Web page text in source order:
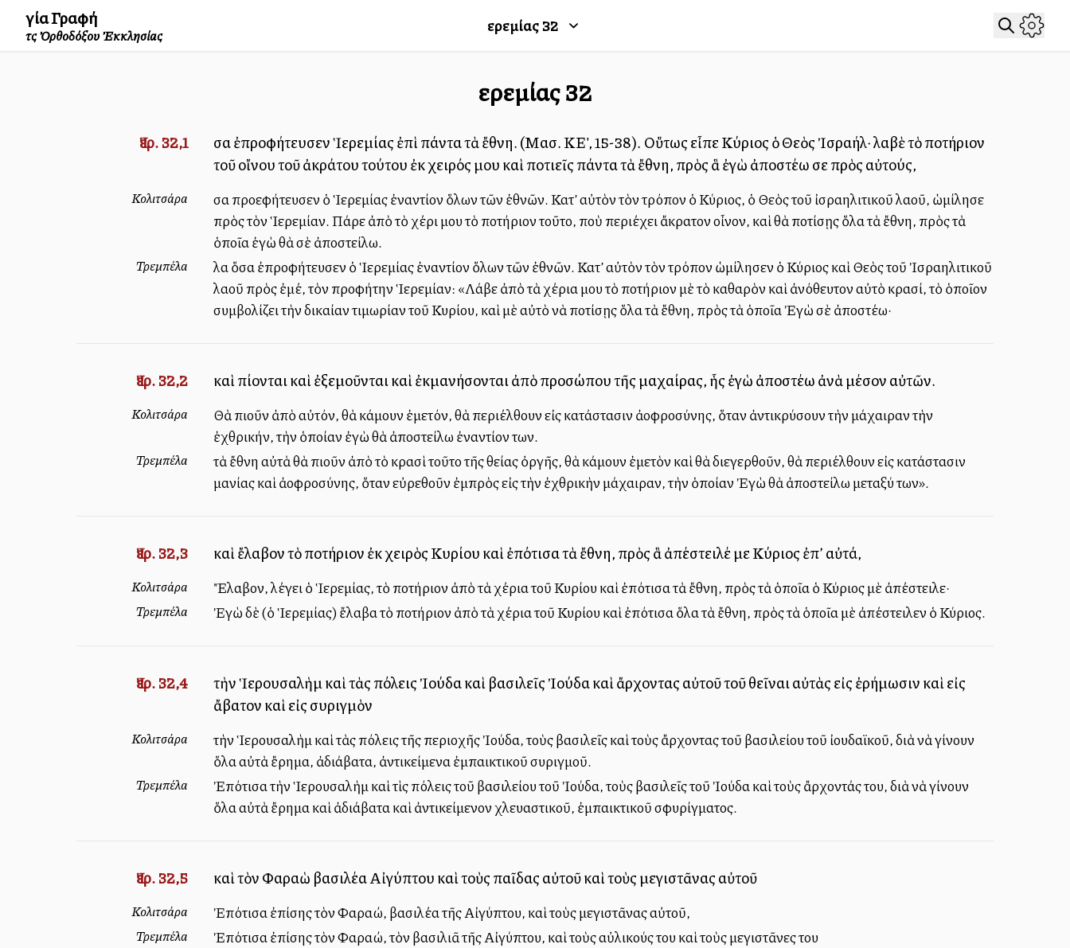
Ἁγία Γραφή
τῆς Ὀρθοδόξου Ἐκκλησίας Ἰερεμίας 32
Ἰερεμίας32
Ἰερ. 32,1
Ὅσα ἐπροφήτευσεν Ἱερεμίας ἐπὶ πάντα τὰ ἔθνη. (Μασ. ΚΕ', 15-38). Οὕτως εἶπε Κύριος ὁ Θεὸς Ἰσραήλ· λαβὲ τὸ ποτήριον
τοῦ οἴνου τοῦ ἀκράτου τούτου ἐκ χειρός μου καὶ ποτιεῖς πάντα τὰ ἔθνη, πρὸς ἃ ἐγὼ ἀποστέλλω σε πρὸς αὐτούς,
Κολιτσάρα
Ὅσα προεφήτευσεν ὁ Ἱερεμίας ἐναντίον ὅλων τῶν ἐθνῶν. Κατ’ αὐτὸν τὸν τρόπον ὁ Κύριος, ὁ Θεὸς τοῦ ἰσραηλιτικοῦ λαοῦ, ὡμίλησε
πρὸς τὸν Ἱερεμίαν. Πάρε ἀπὸ τὸ χέρι μου τὸ ποτήριον τοῦτο, ποὺ περιέχει ἄκρατον οἶνον, καὶ θὰ ποτίσῃς ὅλα τὰ ἔθνη, πρὸς τὰ
ὁποῖα ἐγὼ θὰ σὲ ἀποστείλω.
Τρεμπέλα
Ὅλα ὅσα ἐπροφήτευσεν ὁ Ἱερεμίας ἐναντίον ὅλων τῶν ἐθνῶν. Κατ’ αὐτὸν τὸν τρόπον ὡμίλησεν ὁ Κύριος καὶ Θεὸς τοῦ Ἰσραηλιτικοῦ
λαοῦ πρὸς ἐμέ, τὸν προφήτην Ἱερεμίαν: «Λάβε ἀπὸ τὰ χέρια μου τὸ ποτήριον μὲ τὸ καθαρὸν καὶ ἀνόθευτον αὐτὸ κρασί, τὸ ὁποῖον
συμβολίζει τὴν δικαίαν τιμωρίαν τοῦ Κυρίου, καὶ μὲ αὐτὸ νὰ ποτίσῃς ὅλα τὰ ἔθνη, πρὸς τὰ ὁποῖα Ἐγὼ σὲ ἀποστέλλω·
Ἰερ. 32,2 καὶ πίονται καὶ ἐξεμοῦνται καὶ ἐκμανήσονται ἀπὸ προσώπου τῆς μαχαίρας, ἧς ἐγὼ ἀποστέλλω ἀνὰ μέσον αὐτῶν.
Κολιτσάρα
Θὰ πιοῦν ἀπὸ αὐτόν, θὰ κάμουν ἐμετόν, θὰ περιέλθουν εἰς κατάστασιν ἀλλοφροσύνης, ὅταν ἀντικρύσουν τὴν μάχαιραν τὴν
ἐχθρικήν, τὴν ὁποίαν ἐγὼ θὰ ἀποστείλω ἐναντίον των.
Τρεμπέλα
τὰ ἔθνη αὐτὰ θὰ πιοῦν ἀπὸ τὸ κρασὶ τοῦτο τῆς θείας ὀργῆς, θὰ κάμουν ἐμετὸν καὶ θὰ διεγερθοῦν, θὰ περιέλθουν εἰς κατάστασιν
μανίας καὶ ἀλλοφροσύνης, ὅταν εὐρεθοῦν ἐμπρὸς εἰς τὴν ἐχθρικὴν μάχαιραν, τὴν ὁποίαν Ἐγὼ θὰ ἀποστείλω μεταξύ των».
Ἰερ. 32,3 καὶ ἔλαβον τὸ ποτήριον ἐκ χειρὸς Κυρίου καὶ ἐπότισα τὰ ἔθνη, πρὸς ἃ ἀπέστειλέ με Κύριος ἐπ’ αὐτά,
Κολιτσάρα Ἔλαβον, λέγει ὁ Ἱερεμίας, τὸ ποτήριον ἀπὸ τὰ χέρια τοῦ Κυρίου καὶ ἐπότισα τὰ ἔθνη, πρὸς τὰ ὁποῖα ὁ Κύριος μὲ ἀπέστειλε·
Τρεμπέλα Ἐγὼ δὲ (ὁ Ἱερεμίας) ἔλαβα τὸ ποτήριον ἀπὸ τὰ χέρια τοῦ Κυρίου καὶ ἐπότισα ὅλα τὰ ἔθνη, πρὸς τὰ ὁποῖα μὲ ἀπέστειλεν ὁ Κύριος.
Ἰερ. 32,4
τὴν Ἱερουσαλὴμ καὶ τὰς πόλεις Ἰούδα καὶ βασιλεῖς Ἰούδα καὶ ἄρχοντας αὐτοῦ τοῦ θεῖναι αὐτὰς εἰς ἐρήμωσιν καὶ εἰς
ἄβατον καὶ εἰς συριγμὸν
Κολιτσάρα
τὴν Ἱερουσαλὴμ καὶ τὰς πόλεις τῆς περιοχῆς Ἰούδα, τοὺς βασιλεῖς καὶ τοὺς ἄρχοντας τοῦ βασιλείου τοῦ ἰουδαϊκοῦ, διὰ νὰ γίνουν
ὅλα αὐτὰ ἔρημα, ἀδιάβατα, ἀντικείμενα ἐμπαικτικοῦ συριγμοῦ.
Τρεμπέλα
Ἐπότισα τὴν Ἱερουσαλὴμ καὶ τὶς πόλεις τοῦ βασιλείου τοῦ Ἰούδα, τοὺς βασιλεῖς τοῦ Ἰούδα καὶ τοὺς ἄρχοντάς του, διὰ νὰ γίνουν
ὅλα αὐτὰ ἔρημα καὶ ἀδιάβατα καὶ ἀντικείμενον χλευαστικοῦ, ἐμπαικτικοῦ σφυρίγματος.
Ἰερ. 32,5 καὶ τὸν Φαραὼ βασιλέα Αἰγύπτου καὶ τοὺς παῖδας αὐτοῦ καὶ τοὺς μεγιστᾶνας αὐτοῦ
Κολιτσάρα Ἐπότισα ἐπίσης τὸν Φαραώ, βασιλέα τῆς Αἰγύπτου, καὶ τοὺς μεγιστᾶνας αὐτοῦ,
Τρεμπέλα Ἐπότισα ἐπίσης τὸν Φαραώ, τὸν βασιλιᾶ τῆς Αἰγύπτου, καὶ τοὺς αὐλικούς του καὶ τοὺς μεγιστᾶνες του